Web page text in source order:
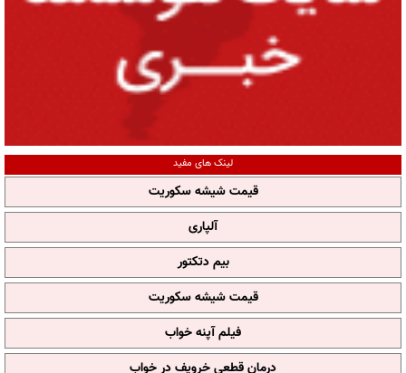
لینک های مفید
قیمت شیشه سکوریت
آلپاری
بیم دتکتور
قیمت شیشه سکوریت
فیلم آپنه خواب
درمان قطعی خروپف در خواب